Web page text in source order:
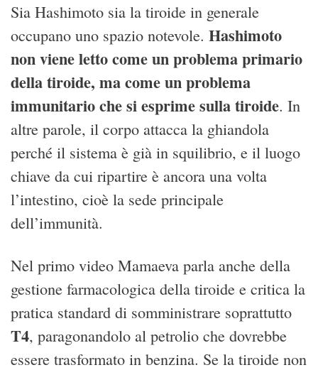
Sia Hashimoto sia la tiroide in generale
occupano uno spazio notevole. Hashimoto
non viene letto come un problema primario
della tiroide, ma come un problema
immunitario che si esprime sulla tiroide. In
altre parole, il corpo attacca la ghiandola
perché il sistema è già in squilibrio, e il luogo
chiave da cui ripartire è ancora una volta
l’intestino, cioè la sede principale
dell’immunità.
Nel primo video Mamaeva parla anche della
gestione farmacologica della tiroide e critica la
pratica standard di somministrare soprattutto
T4, paragonandolo al petrolio che dovrebbe
essere trasformato in benzina. Se la tiroide non